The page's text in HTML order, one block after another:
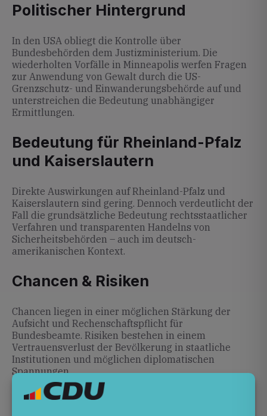
Politischer Hintergrund
In den USA obliegt die Kontrolle über
Bundesbehörden dem Justizministerium. Die
wiederholten Vorfälle in Minneapolis werfen Fragen
zur Anwendung von Gewalt durch die US-
Grenzschutz- und Einwanderungsbehörde auf und
unterstreichen die Bedeutung unabhängiger
Ermittlungen.
Bedeutung für Rheinland-Pfalz
und Kaiserslautern
Direkte Auswirkungen auf Rheinland-Pfalz und
Kaiserslautern sind gering. Dennoch verdeutlicht der
Fall die grundsätzliche Bedeutung rechtsstaatlicher
Verfahren und transparenten Handelns von
Sicherheitsbehörden – auch im deutsch-
amerikanischen Kontext.
Chancen & Risiken
Chancen liegen in einer möglichen Stärkung der
Aufsicht und Rechenschaftspflicht für
Bundesbeamte. Risiken bestehen in einem
Vertrauensverlust der Bevölkerung in staatliche
Institutionen und möglichen diplomatischen
Spannungen.
Ausblick